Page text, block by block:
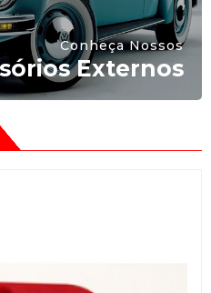
Conheça Nossos
Externos